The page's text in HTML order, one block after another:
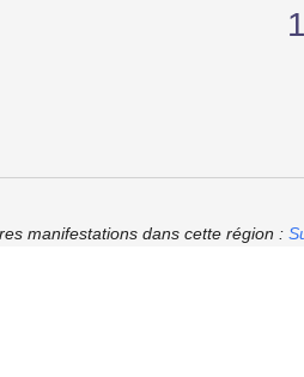
manifestations dans cette région :